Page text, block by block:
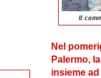
Il
Nel
Palermo,
insieme